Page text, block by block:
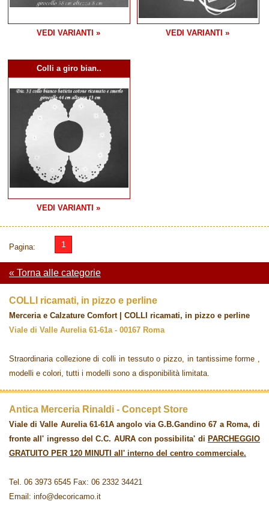
VEDI VARIANTI » VEDI VARIANTI »
Colli a giro bian..
VEDI VARIANTI »
Pagina: 1
« Torna alle categorie
COLLI ricamati, in pizzo e perline
Merceria e Calzature Comfort | COLLI ricamati, in pizzo e perline
Viale di Valle Aurelia 61-61a - 00167 Roma
Straordinaria collezione di colli in tessuto o pizzo, in tantissime forme ,
modelli e colori, tutti i modelli sono a disponibilità limitata.
Antica Merceria Rinaldi - Concept Store
Viale di Valle Aurelia 61-61A angolo via G.B.Gandino 67 a Roma, di
fronte all' ingresso del C.C. AURA con possibilita' di PARCHEGGIO
GRATUITO PER 120 MINUTI all' interno del centro commerciale.
Tel. 06 3973 6545 Fax: 06 2332 34421
Email: info@decoricamo.it